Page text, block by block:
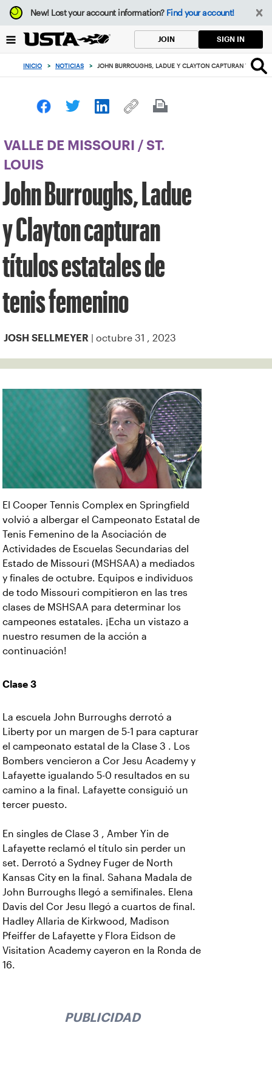
Enfoque
desde
botón
volver
principio
New!Lost your account information? Find your account!
JOIN SIGN IN
INICIO > NOTICIAS > JOHN BURROUGHS, LADUE Y CLAYTON CAPTURAN
VALLE DE MISSOURI / ST.
LOUIS
John Burroughs, Ladue
y Clayton capturan
títulos estatales de
tenis femenino
JOSH SELLMEYER | octubre 31 , 2023
El Cooper Tennis Complex en Springfield
volvió a albergar el Campeonato Estatal de
Tenis Femenino de la Asociación de
Actividades de Escuelas Secundarias del
Estado de Missouri (MSHSAA) a mediados
y finales de octubre. Equipos e individuos
de todo Missouri compitieron en las tres
clases de MSHSAA para determinar los
campeones estatales. ¡Echa un vistazo a
nuestro resumen de la acción a
continuación!
Clase 3
La escuela John Burroughs derrotó a
Liberty por un margen de 5-1 para capturar
el campeonato estatal de la Clase 3 . Los
Bombers vencieron a Cor Jesu Academy y
Lafayette igualando 5-0 resultados en su
camino a la final. Lafayette consiguió un
tercer puesto.
En singles de Clase 3 , Amber Yin de
Lafayette reclamó el título sin perder un
set. Derrotó a Sydney Fuger de North
Kansas City en la final. Sahana Madala de
John Burroughs llegó a semifinales. Elena
Davis del Cor Jesu llegó a cuartos de final.
Hadley Allaria de Kirkwood, Madison
Pfeiffer de Lafayette y Flora Eidson de
Visitation Academy cayeron en la Ronda de
16.
PUBLICIDAD